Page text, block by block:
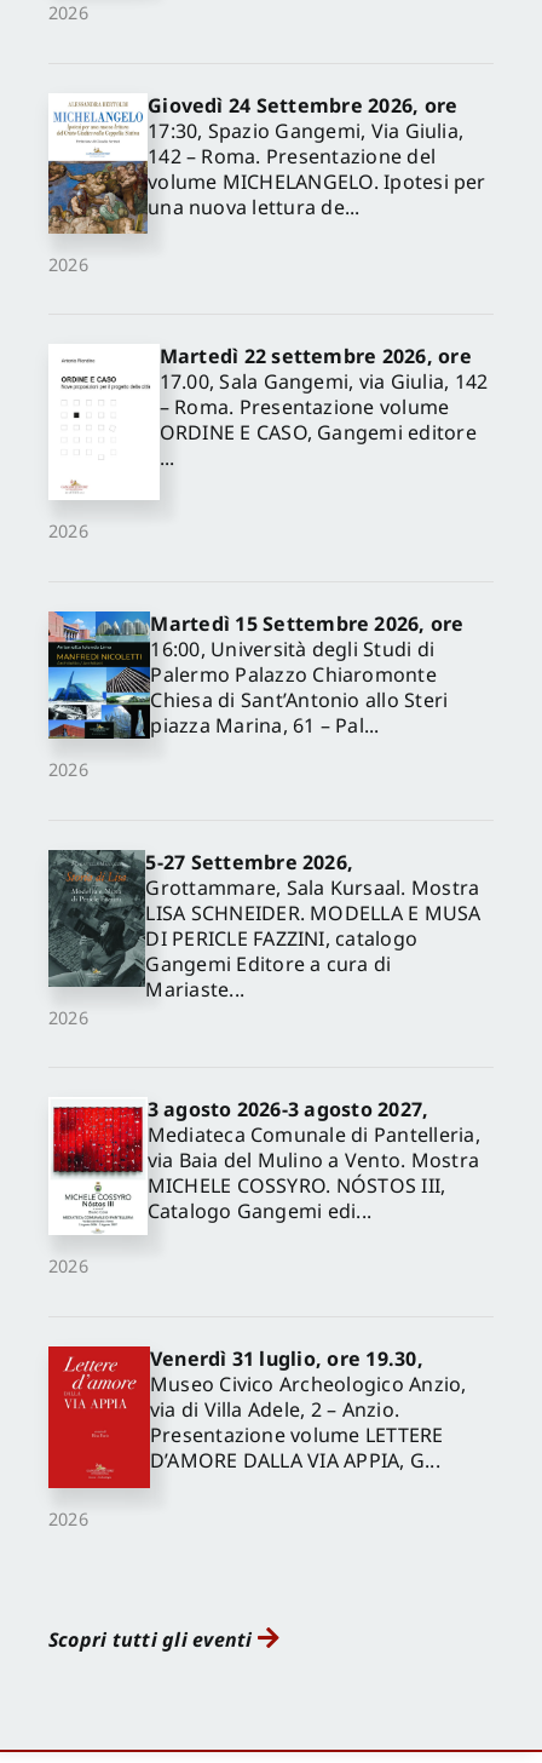
2026
2026
Giovedì 24 Settembre 2026, ore
17:30, Spazio Gangemi, Via Giulia,
142 – Roma. Presentazione del
volume MICHELANGELO. Ipotesi per
una nuova lettura de...
2026
Martedì 22 settembre 2026, ore
17.00, Sala Gangemi, via Giulia, 142
– Roma. Presentazione volume
ORDINE E CASO, Gangemi editore
...
2026
Martedì 15 Settembre 2026, ore
16:00, Università degli Studi di
Palermo Palazzo Chiaromonte
Chiesa di Sant’Antonio allo Steri
piazza Marina, 61 – Pal...
2026
5-27 Settembre 2026,
Grottammare, Sala Kursaal. Mostra
LISA SCHNEIDER. MODELLA E MUSA
DI PERICLE FAZZINI, catalogo
Gangemi Editore a cura di
Mariaste...
2026
3 agosto 2026-3 agosto 2027,
Mediateca Comunale di Pantelleria,
via Baia del Mulino a Vento. Mostra
MICHELE COSSYRO. NÓSTOS III,
Catalogo Gangemi edi...
2026
Venerdì 31 luglio, ore 19.30,
Museo Civico Archeologico Anzio,
via di Villa Adele, 2 – Anzio.
Presentazione volume LETTERE
D’AMORE DALLA VIA APPIA, G...
Scopri tutti gli eventi